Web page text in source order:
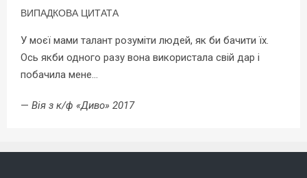
ВИПАДКОВА ЦИТАТА
У моєї мами талант розуміти людей, як би бачити їх.
Ось якби одного разу вона використала свій дар і
побачила мене…
— Вія з к/ф «Диво» 2017